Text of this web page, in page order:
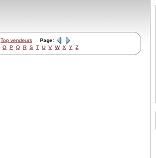
Top vendeurs
Page:
O P Q R S T U V W X Y Z